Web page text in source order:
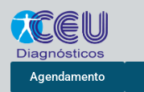
Agendamento